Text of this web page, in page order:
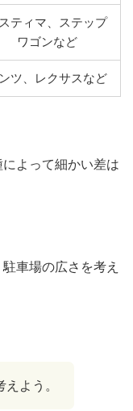
ティマ、ステップ
ワゴンなど
ツ、レクサスなど
よって細かい差は
車場の広さを考え
よう。